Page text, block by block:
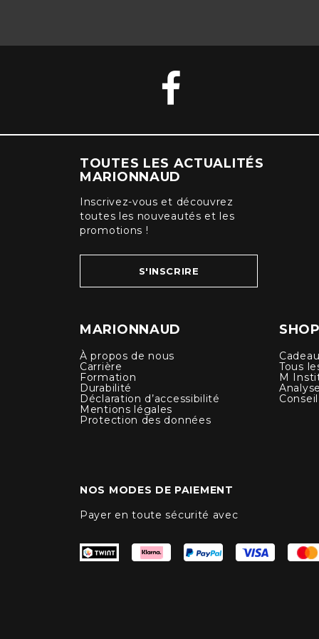
TOUTES LES ACTUALITÉS
MARIONNAUD
Inscrivez-vous et découvrez
toutes les nouveautés et les
promotions !
S'INSCRIRE
MARIONNAUD
À propos de nous
Carrière
Formation
Durabilité
Déclaration d’accessibilité
Mentions légales
Protection des données
Tous
M
NOS MODES DE PAIEMENT
Payer en toute sécurité avec